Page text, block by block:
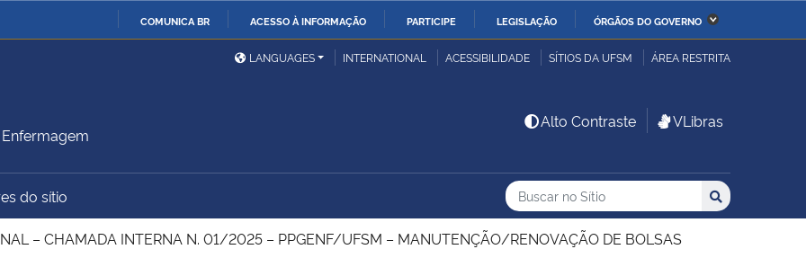
COMUNICA BR ACESSO À INFORMAÇÃO PARTICIPE LEGISLAÇÃO ÓRGÃOS DO GOVERNO
Ministério da Defesa
Ministério das Relações
Exteriores
Ministério da Economia Ministério da Infraestrutura
Ministério da Ciência,
Tecnologia, Inovações e
Ministério do
Desenvolvimento Regional
União
Família e dos Direitos
LANGUAGES INTERNATIONAL ACESSIBILIDADE SÍTIOS DA UFSM ÁREA RESTRITA
Alto Contraste VLibras
do sítio Busca
Buscar no no Sítio
Busca: Buscar
– CHAMADA INTERNA N. 01/2025 – PPGENF/UFSM – MANUTENÇÃO/RENOVAÇÃO DE BOLSAS